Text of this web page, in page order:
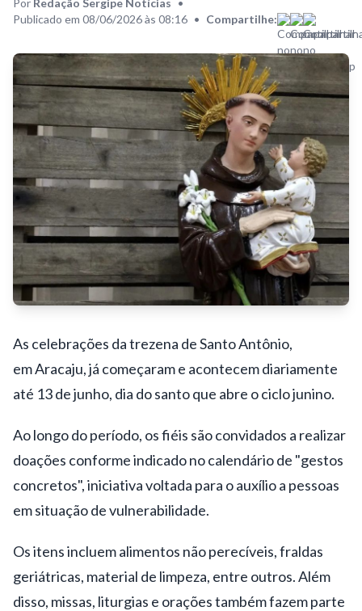
Por Redação Sergipe Notícias •
Publicado em 08/06/2026 às 08:16 • Compartilhe:
As celebrações da trezena de Santo Antônio,
emAracaju, já começaram e acontecem diariamente
até 13 de junho, dia do santo que abre o ciclo junino.
Ao longo do período, os fiéis são convidados a realizar
doações conforme indicado no calendário de "gestos
concretos", iniciativa voltada para o auxílio a pessoas
em situação de vulnerabilidade.
Os itens incluem alimentos não perecíveis, fraldas
geriátricas, material de limpeza, entre outros. Além
disso, missas, liturgias e orações também fazem parte